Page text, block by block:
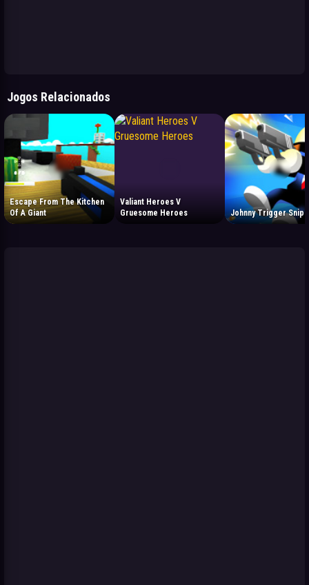
Jogos Relacionados
Escape From The Kitchen
Of A Giant
Valiant Heroes V
Gruesome Heroes
Johnny Trigger